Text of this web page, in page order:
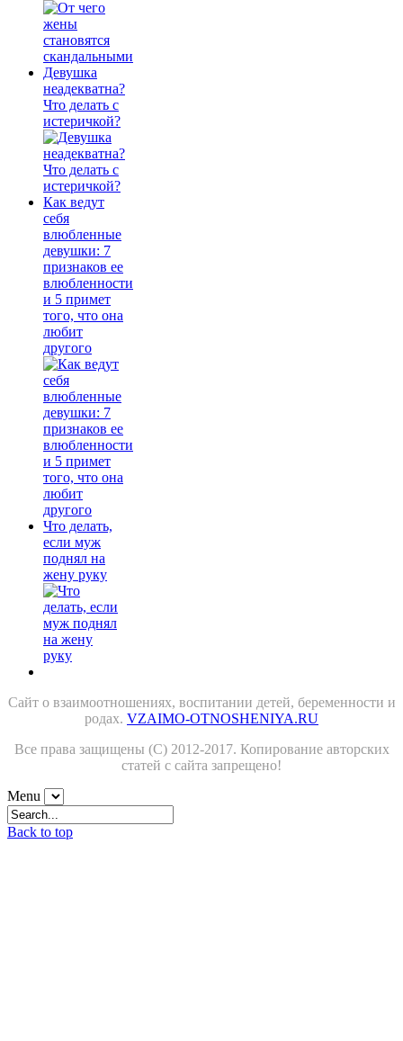
Девушка
неадекватна?
Что делать с
истеричкой?
Как ведут
себя
влюбленные
девушки: 7
признаков ее
влюбленности
и 5 примет
того, что она
любит
другого
Что делать,
если муж
поднял на
жену руку
Сайт о взаимоотношениях, воспитании детей, беременности и
родах. VZAIMO-OTNOSHENIYA.RU
Все права защищены (С) 2012-2017. Копирование авторских
статей с сайта запрещено!
Menu
Back to top